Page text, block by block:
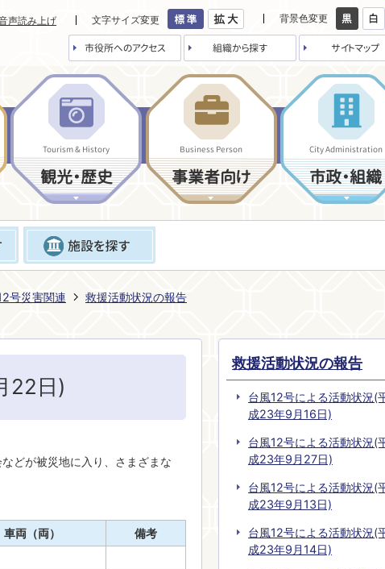
声読み上げ 文字サイズ変更 背景色変更
市役所へのアクセス 組織から探す サイトマップ
Tourism & History
観光・歴史
Business Person
事業者向け
City Administration
市政・組織
号災害関連
救援活動状況の報告
22日)
どが被災地に入り、さまざまな
車両（両）
備考
救援活動状況の報告
台風12号による活動状況(
成23年9月16日)
台風12号による活動状況(
成23年9月27日)
台風12号による活動状況(
成23年9月13日)
台風12号による活動状況(
成23年9月14日)